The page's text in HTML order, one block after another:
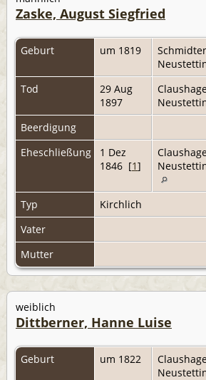
Zaske, August Siegfried
Geburt um 1819
Tod
29 Aug
1897
Beerdigung
Eheschließung
1 Dez
1846 [1]
Typ
Kirchlich
Vater
Mutter
weiblich
Dittberner, Hanne Luise
Geburt um 1822